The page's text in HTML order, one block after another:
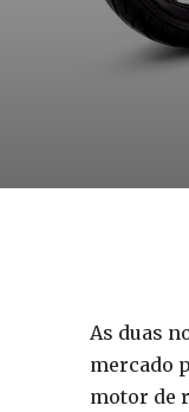
As duas
mercado
motor de